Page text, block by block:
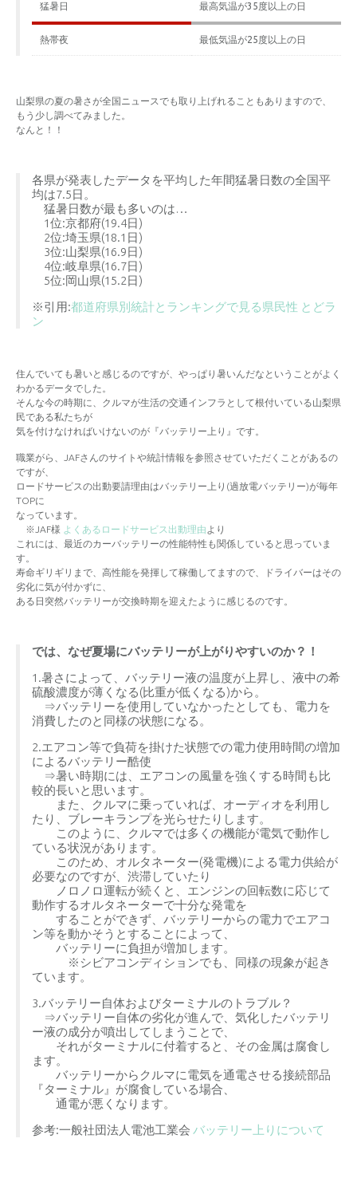
猛暑日 最高気温が35度以上の日
熱帯夜 最低気温が25度以上の日
山梨県の夏の暑さが全国ニュースでも取り上げれることもありますので、
もう少し調べてみました。
なんと！！
各県が発表したデータを平均した年間猛暑日数の全国平
均は7.5日。
猛暑日数が最も多いのは…
1位:京都府(19.4日)
2位:埼玉県(18.1日)
3位:山梨県(16.9日)
4位:岐阜県(16.7日)
5位:岡山県(15.2日)
※引用:都道府県別統計とランキングで見る県民性 とどラ
ン
住んでいても暑いと感じるのですが、やっぱり暑いんだなということがよく
わかるデータでした。
そんな今の時期に、クルマが生活の交通インフラとして根付いている山梨県
民である私たちが
気を付けなければいけないのが『バッテリー上り』です。
職業がら、JAFさんのサイトや統計情報を参照させていただくことがあるの
ですが、
ロードサービスの出動要請理由はバッテリー上り(過放電バッテリー)が毎年
TOPに
なっています。
※JAF様 よくあるロードサービス出動理由 より
これには、最近のカーバッテリーの性能特性も関係していると思っていま
す。
寿命ギリギリまで、高性能を発揮して稼働してますので、ドライバーはその
劣化に気が付かずに、
ある日突然バッテリーが交換時期を迎えたように感じるのです。
では、なぜ夏場にバッテリーが上がりやすいのか？！
1.暑さによって、バッテリー液の温度が上昇し、液中の希
硫酸濃度が薄くなる(比重が低くなる)から。
⇒バッテリーを使用していなかったとしても、電力を
消費したのと同様の状態になる。
2.エアコン等で負荷を掛けた状態での電力使用時間の増加
によるバッテリー酷使
⇒暑い時期には、エアコンの風量を強くする時間も比
較的長いと思います。
また、クルマに乗っていれば、オーディオを利用し
たり、ブレーキランプを光らせたりします。
このように、クルマでは多くの機能が電気で動作し
ている状況があります。
このため、オルタネーター(発電機)による電力供給が
必要なのですが、渋滞していたり
ノロノロ運転が続くと、エンジンの回転数に応じて
動作するオルタネーターで十分な発電を
することができず、バッテリーからの電力でエアコ
ン等を動かそうとすることによって、
バッテリーに負担が増加します。
※シビアコンディションでも、同様の現象が起き
ています。
3.バッテリー自体およびターミナルのトラブル？
⇒バッテリー自体の劣化が進んで、気化したバッテリ
ー液の成分が噴出してしまうことで、
それがターミナルに付着すると、その金属は腐食し
ます。
バッテリーからクルマに電気を通電させる接続部品
『ターミナル』が腐食している場合、
通電が悪くなります。
参考:一般社団法人電池工業会 バッテリー上りについて